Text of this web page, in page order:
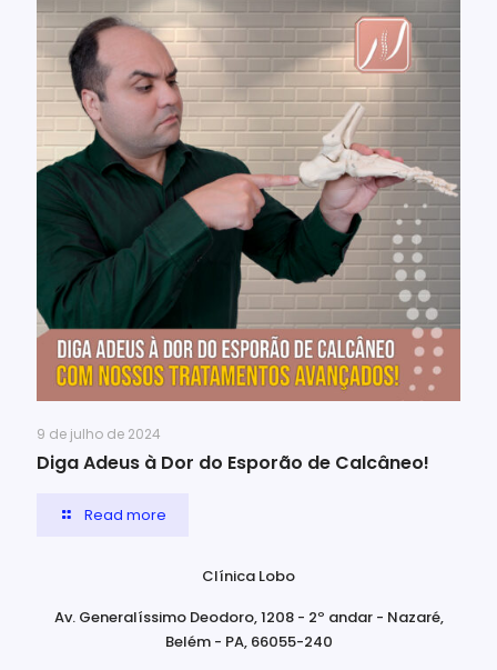
9 de julho de 2024
Diga Adeus à Dor do Esporão de Calcâneo!
Read more
Clínica Lobo
Av. Generalíssimo Deodoro, 1208 - 2º andar - Nazaré,
Belém - PA, 66055-240